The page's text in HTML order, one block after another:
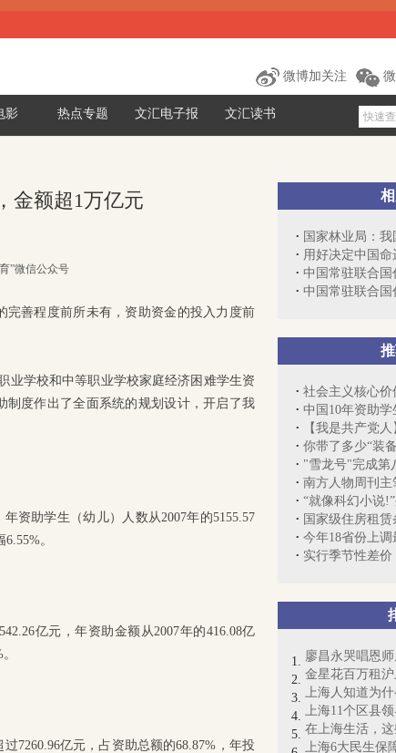
微博加关注
影 热点专题 文汇电子报 文汇读书
用好决定中国命
你带了多少“装
廖昌永哭唱恩
金星花百万租
上海11个区县
金额超1万亿元
”微信公众号
善程度前所未有，资助资金的投入力度前
业学校和中等职业学校家庭经济困难学生资
制度作出了全面系统的规划设计，开启了我
资助学生（幼儿）人数从2007年的5155.57
。
亿元，年资助金额从2007年的416.08亿
7260.96亿元，占资助总额的68.87%，年投